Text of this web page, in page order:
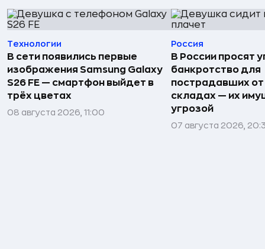
Технологии
В сети появились первые
изображения Samsung Galaxy
S26 FE — смартфон выйдет в
трёх цветах
08 августа 2026, 11:00
Россия
В России просят
банкротство для
пострадавших
складах — их
угрозой
07 августа 2026,